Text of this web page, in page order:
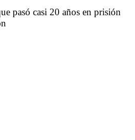
pasó casi 20 años en prisión